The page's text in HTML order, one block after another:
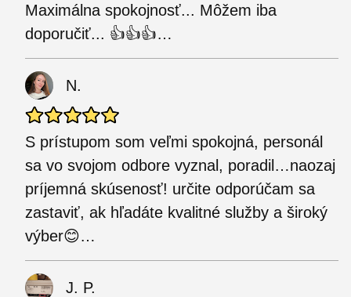
Maximálna spokojnosť... Môžem iba
doporučiť... 👍👍👍…
N.
S prístupom som veľmi spokojná, personál
sa vo svojom odbore vyznal, poradil…naozaj
príjemná skúsenosť! určite odporúčam sa
zastaviť, ak hľadáte kvalitné služby a široký
výber😊…
J. P.